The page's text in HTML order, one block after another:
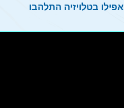
אפילו בטלויזיה התלהבו